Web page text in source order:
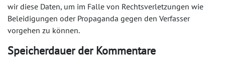
wir diese Daten, um im Falle von Rechtsverletzungen wie
Beleidigungen oder Propaganda gegen den Verfasser
vorgehen zu können.
Speicherdauer der Kommentare